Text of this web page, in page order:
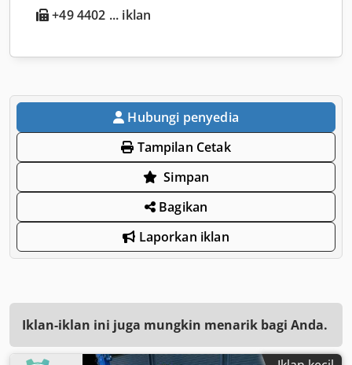
+49 4402 ... iklan
Hubungi penyedia
Tampilan Cetak
Simpan
Bagikan
Laporkan iklan
Iklan-iklan ini juga mungkin menarik bagi Anda.